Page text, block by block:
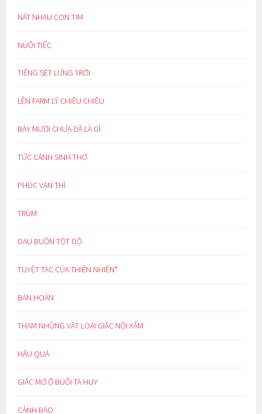
NÁT NHÀU CON TIM
NUỐI TIẾC
TIẾNG SÉT LƯNG TRỜI
LÊN FARM LÝ CHIỀU CHIỀU
BẢY MƯƠI CHƯA ĐÃ LÀ GÌ
TỨC CẢNH SINH THƠ
PHÚC VẠN THÌ
TRÙM
ĐAU BUỒN TỘT ĐỘ
TUYỆT TÁC CỦA THIÊN NHIÊN*
BÀN HOÀN
THAM NHŨNG VẶT LOẠI GIẶC NỘI XÂM
HẬU QUẢ
GIẤC MƠ Ở BUỔI TÀ HUY
CẢNH BÁO